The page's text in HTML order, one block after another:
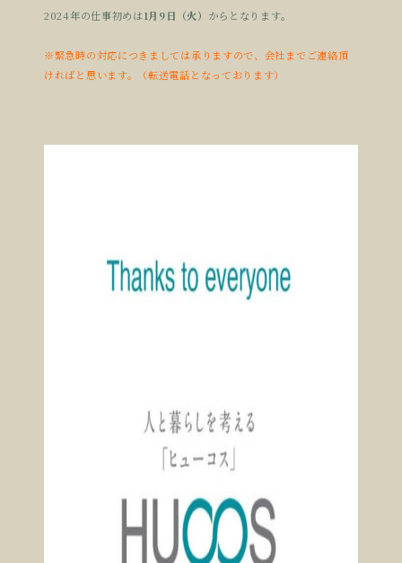
2024年の仕事初めは1月9日（火） からとなります。
※緊急時の対応につきましては承りますので、会社までご連絡頂
ければと思います。（転送電話となっております）